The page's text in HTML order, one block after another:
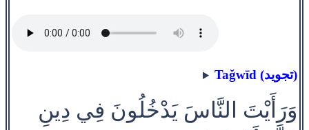
Taǧwīd (تجويد)
وَرَأَيْتَ النَّاسَ يَدْخُلُونَ فِي دِينِ